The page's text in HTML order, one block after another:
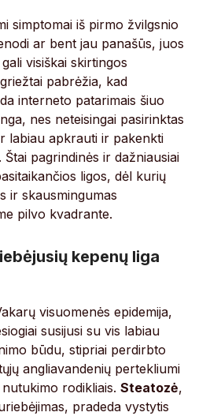
simptomai iš pirmo žvilgsnio
ar bent jau panašūs, juos
visiškai skirtingos
pabrėžia, kad
interneto patarimais šiuo
nes neteisingai pasirinktas
labiau apkrauti ir pakenkti
pagrindinės ir dažniausiai
ligos, dėl kurių
ir skausmingumas
pilvo kvadrante.
kepenų liga
visuomenės epidemija,
susijusi su vis labiau
būdu, stipriai perdirbto
angliavandenių pertekliumi
nutukimo rodikliais.Steatozė,
pradeda vystytis